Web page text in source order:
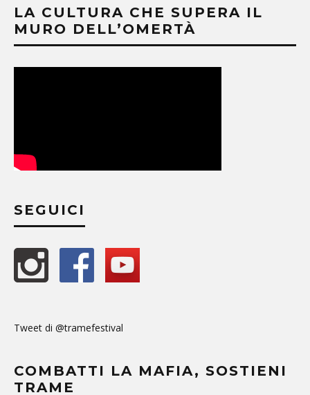
LA CULTURA CHE SUPERA IL
MURO DELL’OMERTÀ
SEGUICI
Tweet di @tramefestival
COMBATTI LA MAFIA, SOSTIENI
TRAME